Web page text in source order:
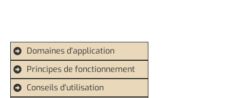
Domaines d'application
Principes de fonctionnement
Conseils d'utilisation